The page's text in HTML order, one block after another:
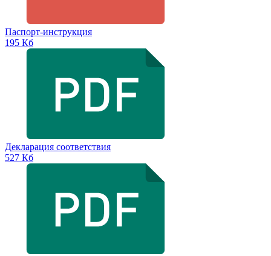
Паспорт-инструкция
195 Кб
Декларация соответствия
527 Кб